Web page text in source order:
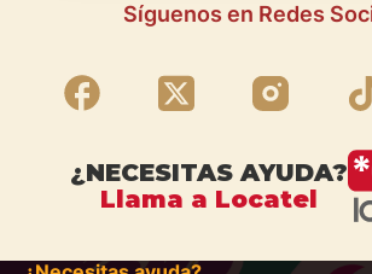
Síguenos en Redes
¿NECESITAS AYUDA?
Llama a Locatel